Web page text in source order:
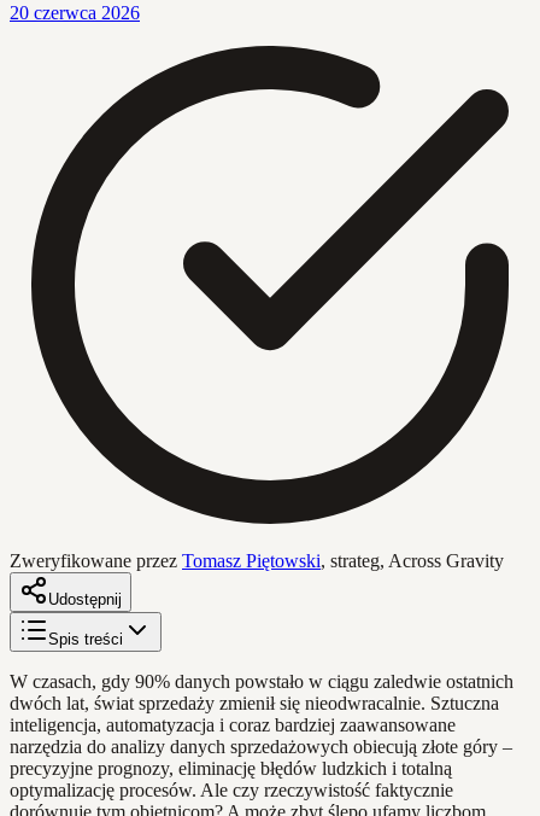
20 czerwca 2026
Zweryfikowane przez Tomasz Piętowski, strateg, Across Gravity
Udostępnij
Spis treści
W czasach, gdy 90% danych powstało w ciągu zaledwie ostatnich
dwóch lat, świat sprzedaży zmienił się nieodwracalnie. Sztuczna
inteligencja, automatyzacja i coraz bardziej zaawansowane
narzędzia do analizy danych sprzedażowych obiecują złote góry –
precyzyjne prognozy, eliminację błędów ludzkich i totalną
optymalizację procesów. Ale czy rzeczywistość faktycznie
dorównuje tym obietnicom? A może zbyt ślepo ufamy liczbom,